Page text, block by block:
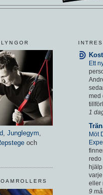
Ett
med
1
Möt
redo
eller
9
, Junglegym,
och